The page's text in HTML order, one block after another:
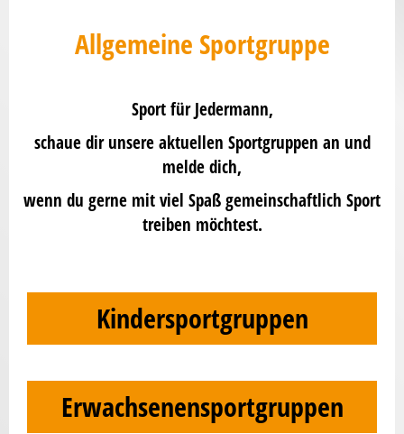
Allgemeine Sportgruppe
Sport für Jedermann,
schaue dir unsere aktuellen Sportgruppen an und
melde dich,
wenn du gerne mit viel Spaß gemeinschaftlich Sport
treiben möchtest.
Kindersportgruppen
Erwachsenensportgruppen